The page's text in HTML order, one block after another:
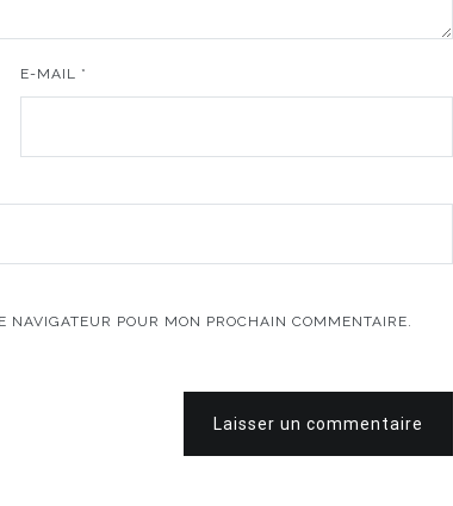
E-MAIL *
POUR MON PROCHAIN COMMENTAIRE.
Laisser un commentaire